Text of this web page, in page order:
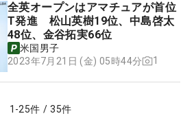
全英オープンはアマチュアが首位
T発進 松山英樹19位、中島啓太
48位、金谷拓実66位
米国男子
2023年7月21日 (金) 05時44分
1
1 -25件 / 35件